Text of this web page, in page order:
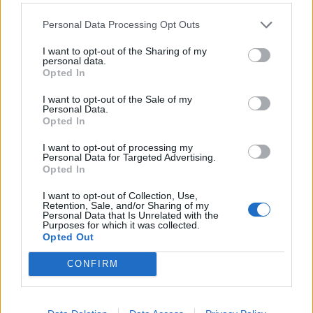
Personal Data Processing Opt Outs
I want to opt-out of the Sharing of my
personal data.
Opted In
I want to opt-out of the Sale of my
Personal Data.
Opted In
I want to opt-out of processing my
Personal Data for Targeted Advertising.
Opted In
I want to opt-out of Collection, Use,
Retention, Sale, and/or Sharing of my
Personal Data that Is Unrelated with the
Purposes for which it was collected.
Opted Out
CONFIRM
20-vjeçarit në Korçë
teserat e PS-së dhe
kundërshtojnë bashkimin
me Lushnjën
qëndresën, pas fjalimeve
nis marshimi në Bulevard:
70-të, qytetarët
grumbullohen në sheshin
dorëheqjen!
vjeçari u ndoq me
në biznesin e Noizyt në